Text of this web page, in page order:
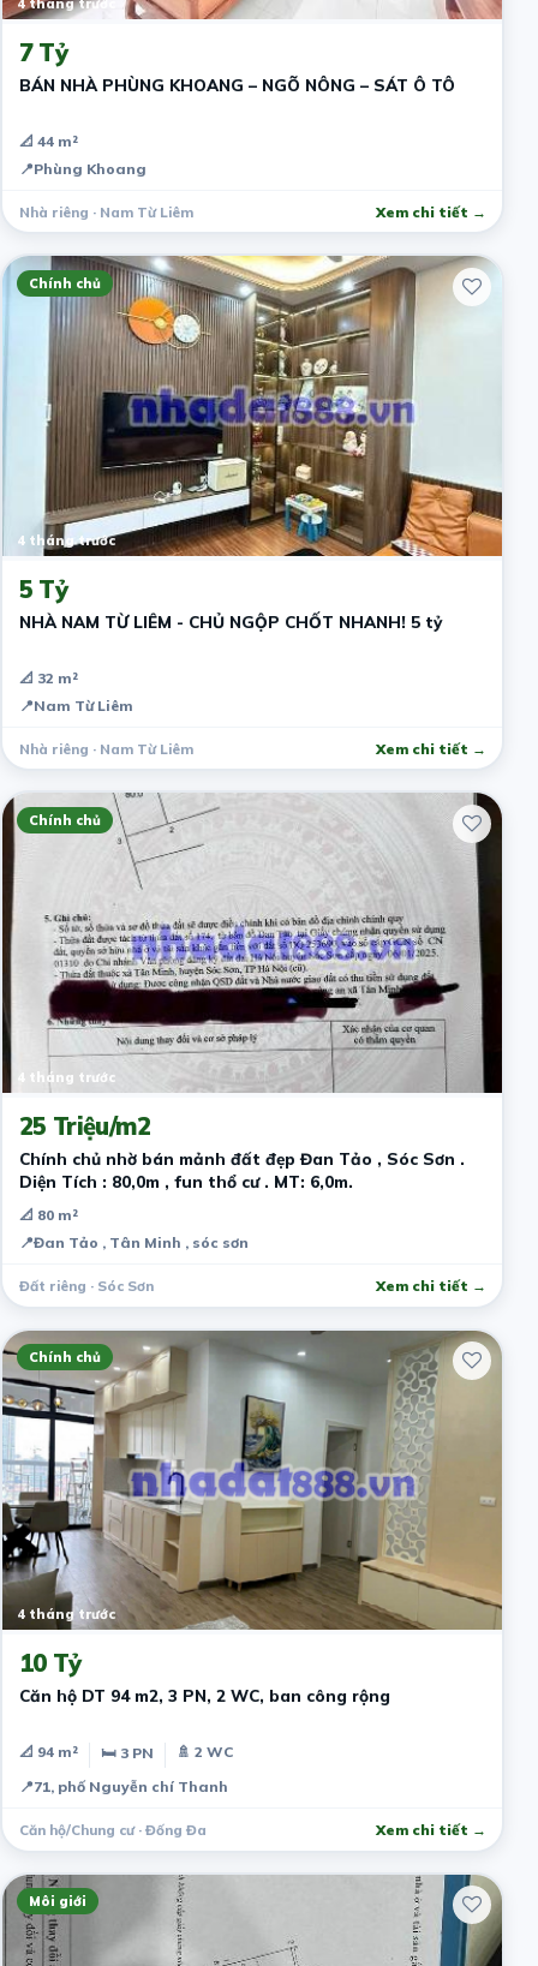
7 Tỷ
BÁN NHÀ PHÙNG KHOANG – NGÕ NÔNG – SÁT Ô TÔ
📐 44 m²
📍Phùng Khoang
Nhà riêng · Nam Từ Liêm Xem chi tiết →
Chính chủ
4 tháng trước
5 Tỷ
NHÀ NAM TỪ LIÊM - CHỦ NGỘP CHỐT NHANH! 5 tỷ
📐 32 m²
📍Nam Từ Liêm
Nhà riêng · Nam Từ Liêm Xem chi tiết →
Chính chủ
4 tháng trước
25 Triệu/m2
Chính chủ nhờ bán mảnh đất đẹp Đan Tảo , Sóc Sơn .
Diện Tích : 80,0m , fun thổ cư . MT: 6,0m.
📐 80 m²
📍Đan Tảo , Tân Minh , sóc sơn
Đất riêng · Sóc Sơn Xem chi tiết →
Chính chủ
4 tháng trước
10 Tỷ
Căn hộ DT 94 m2, 3 PN, 2 WC, ban công rộng
📐 94 m² 🛏 3 PN
🚿 2 WC
📍71, phố Nguyễn chí Thanh
Căn hộ/Chung cư · Đống Đa Xem chi tiết →
Môi giới